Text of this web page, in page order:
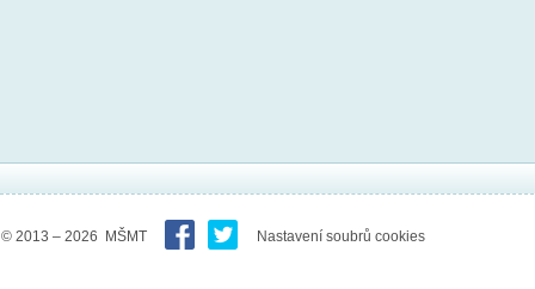
© 2013 – 2026 MŠMT Nastavení soubrů cookies